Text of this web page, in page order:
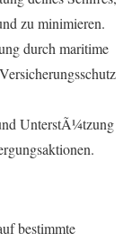
zu minimieren.
durch maritime
UnterstÃ¼tzung
bestimmte